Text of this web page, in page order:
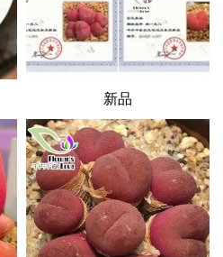
新品